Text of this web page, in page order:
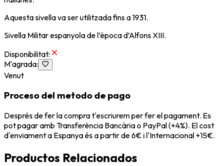
Aquesta sivella va ser utilitzada fins a 1931.
Sivella Militar espanyola de l’època d’Alfons XIII.
Disponibilitat:
M'agrada:
Venut
Proceso del metodo de pago
Després de fer la compra t'escriurem per fer el pagament. Es
pot pagar amb Transferència Bancària o PayPal (+4%). El cost
d'enviament a Espanya és a partir de 6€ i l'Internacional +15€.
Productos Relacionados